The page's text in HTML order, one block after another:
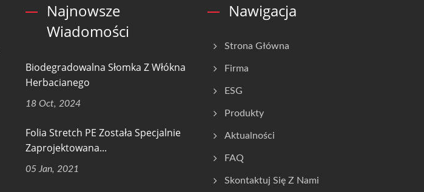
Najnowsze
Wiadomości
Biodegradowalna Słomka Z Włókna
Herbacianego
18 Oct, 2024
Folia Stretch PE Została Specjalnie
Zaprojektowana...
05 Jan, 2021
Nawigacja
Strona Główna
Firma
ESG
Produkty
Aktualności
FAQ
Skontaktuj Się Z Nami